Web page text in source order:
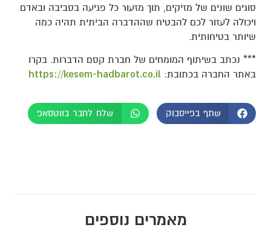
סוגים שונים של מזיקים, תוך מזעור כל פגיעה בסביבה ובאדם
ויכולה לעזור לכם להבטיח שההדברה הביתית תהיה כמה
שיותר בטיחותית.
*** נכתב בשיתוף המומחים של חברת קסם הדברות. בקרו
באתר החברה בכתובת: https://kesem-hadbarot.co.il
שתף בפייסבוק שלח לחבר בווטסאפ
מאמרים נוספים